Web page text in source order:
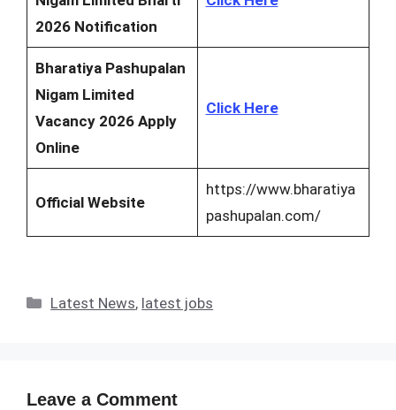
2026 Notification
Bharatiya Pashupalan
Nigam Limited
Vacancy 2026 Apply
Online
Click Here
Official Website
https://www.bharatiya
pashupalan.com/
Categories
Latest News, latest jobs
Leave a Comment